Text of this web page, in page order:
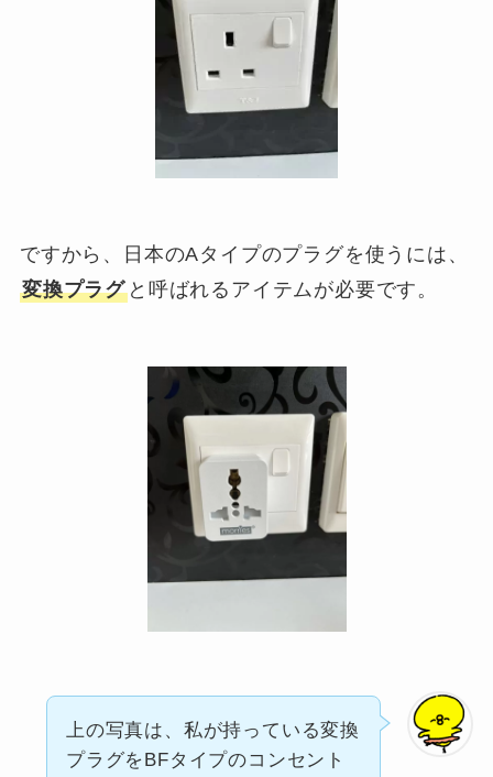
ですから、日本のAタイプのプラグを使うには、
変換プラグと呼ばれるアイテムが必要です。
上の写真は、私が持っている変換
プラグをBFタイプのコンセント